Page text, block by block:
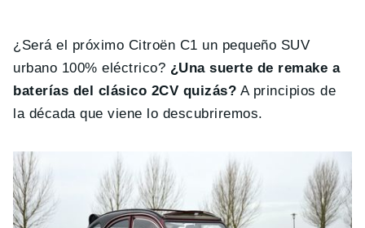
¿Será el próximo Citroën C1 un pequeño SUV
urbano 100% eléctrico? ¿Una suerte de remake a
baterías del clásico 2CV quizás? A principios de
la década que viene lo descubriremos.